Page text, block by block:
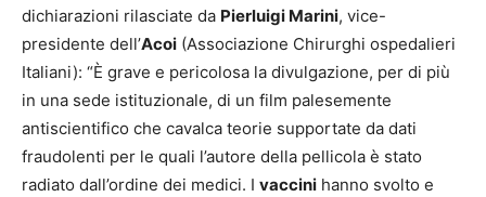
dichiarazioni rilasciate da Pierluigi Marini, vice-
presidente dell’Acoi (Associazione Chirurghi ospedalieri
Italiani): “È grave e pericolosa la divulgazione, per di più
in una sede istituzionale, di un film palesemente
antiscientifico che cavalca teorie supportate da dati
fraudolenti per le quali l’autore della pellicola è stato
radiato dall’ordine dei medici. I vaccini hanno svolto e